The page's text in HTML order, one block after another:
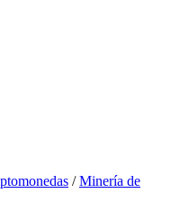
/Minería de